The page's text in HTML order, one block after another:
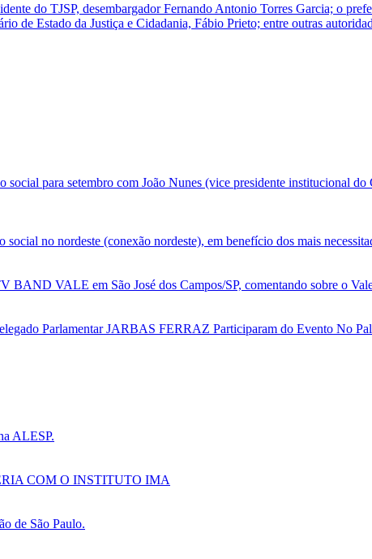
do TJSP, desembargador Fernando Antonio Torres Garcia; o
de Estado da Justiça e Cidadania, Fábio Prieto; entre outras
para setembro com João Nunes (vice presidente institucional
no nordeste (conexão nordeste), em benefício dos mais
VALE em São José dos Campos/SP, comentando sobre o
Parlamentar JARBAS FERRAZ Participaram do Evento No
ALESP.
COM O INSTITUTO IMA
de São Paulo.